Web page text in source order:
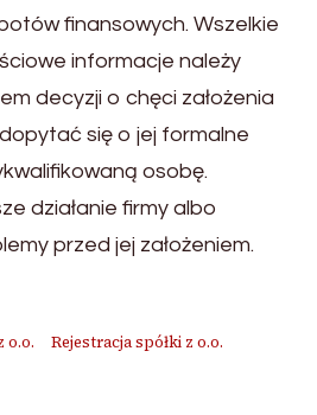
finansowych. Wszelkie
informacje należy
decyzji o chęci założenia
się o jej formalne
osobę.
działanie firmy albo
przed jej założeniem.
o.o. Rejestracja spółki z o.o.